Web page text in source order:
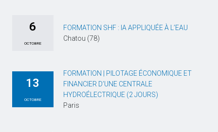
6
OCTOBRE
FORMATION SHF : IA APPLIQUÉE À L’EAU
Chatou (78)
13
OCTOBRE
FORMATION | PILOTAGE ÉCONOMIQUE ET
FINANCIER D’UNE CENTRALE
HYDROÉLECTRIQUE (2 JOURS)
Paris